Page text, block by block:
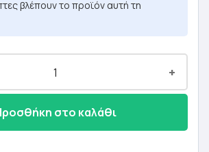
βλέπουν το προϊόν αυτή τη
+
στο καλάθι